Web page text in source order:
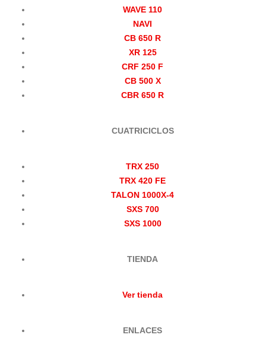
WAVE 110
NAVI
CB 650 R
XR 125
CRF 250 F
CB 500 X
CBR 650 R
CUATRICICLOS
TRX 250
TRX 420 FE
TALON 1000X-4
SXS 700
SXS 1000
TIENDA
Ver tienda
ENLACES